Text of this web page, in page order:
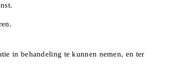
in behandeling te kunnen nemen, en ter